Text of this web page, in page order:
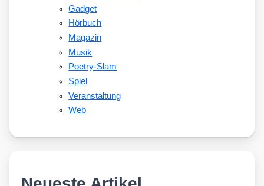
Gadget
Hörbuch
Magazin
Musik
Poetry-Slam
Spiel
Veranstaltung
Web